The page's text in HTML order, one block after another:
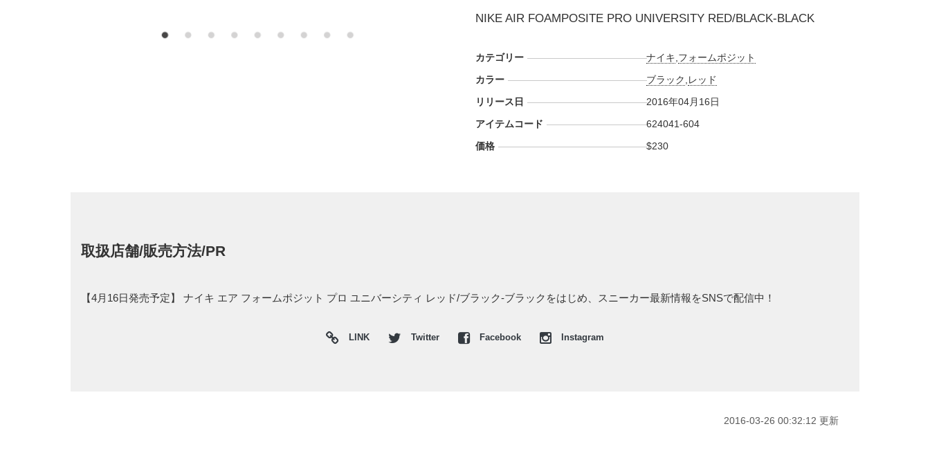
NIKE AIR FOAMPOSITE PRO UNIVERSITY RED/BLACK-BLACK
カテゴリー ナイキ フォームポジット
カラー
ブラック レッド
リリース日
2016年04月16日
アイテムコード
624041-604
価格
$230
取扱店舗/販売方法/PR
【4月16日発売予定】 ナイキ エア フォームポジット プロ ユニバーシティ レッド/ブラック-ブラックをはじめ、スニーカー最新情報をSNSで配信中！
LINK Twitter Facebook Instagram
2016-03-26 00:32:12 更新